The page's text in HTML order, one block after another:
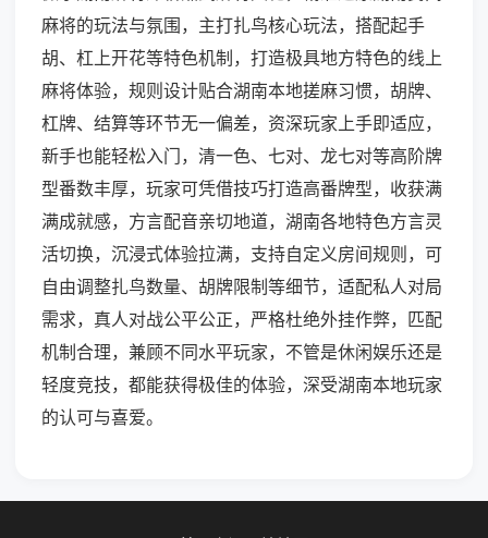
麻将的玩法与氛围，主打扎鸟核心玩法，搭配起手
胡、杠上开花等特色机制，打造极具地方特色的线上
麻将体验，规则设计贴合湖南本地搓麻习惯，胡牌、
杠牌、结算等环节无一偏差，资深玩家上手即适应，
新手也能轻松入门，清一色、七对、龙七对等高阶牌
型番数丰厚，玩家可凭借技巧打造高番牌型，收获满
满成就感，方言配音亲切地道，湖南各地特色方言灵
活切换，沉浸式体验拉满，支持自定义房间规则，可
自由调整扎鸟数量、胡牌限制等细节，适配私人对局
需求，真人对战公平公正，严格杜绝外挂作弊，匹配
机制合理，兼顾不同水平玩家，不管是休闲娱乐还是
轻度竞技，都能获得极佳的体验，深受湖南本地玩家
的认可与喜爱。